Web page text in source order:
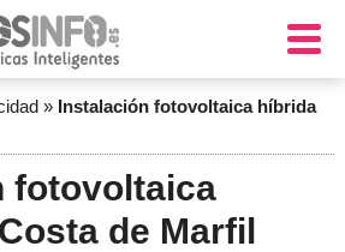
» Instalación fotovoltaica híbrida
fotovoltaica
de Marfil